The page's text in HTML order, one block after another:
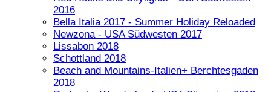
2016
Bella Italia 2017 - Summer Holiday Reloaded
Newzona - USA Südwesten 2017
Lissabon 2018
Schottland 2018
Beach and Mountains-Italien+ Berchtesgaden
2018